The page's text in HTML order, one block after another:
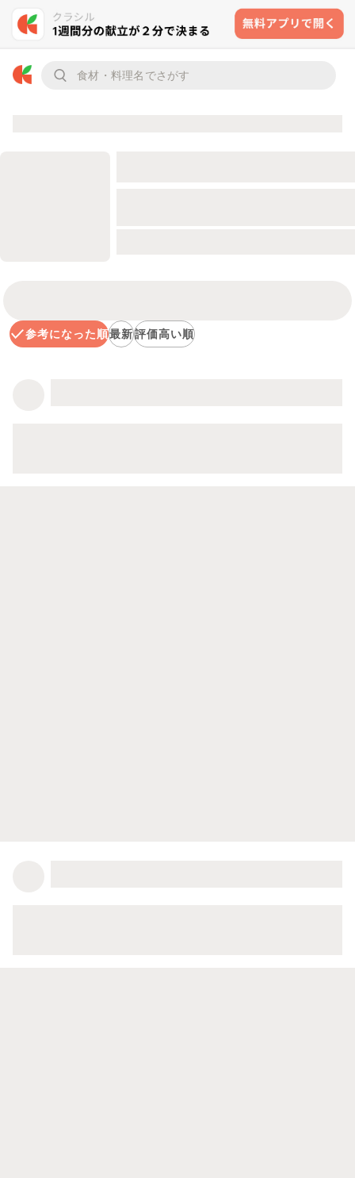
参考になった順最新評価高い順